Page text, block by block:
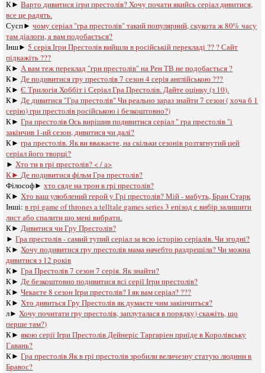
К►Варто дивитися ігри престолів? Хочу почати якийсь серіал дивитися,
все це радять.
Сусп►чому серіал "гра престолів" такий популярний, скукота ж 80% часу
там діалоги, а вам подобається?
Інш► 5 серія Ігри Престолів вийшла в російській перекладі ?? ? Сайт
підкажіть ???
К► А вам теж переклад "гри престолів" на Рен ТВ не подобається ?
К► Де подивитися гру престолів 7 сезон 4 серія англійською ???
К►Є Трилогія Хоббіт і Серіал Гра Престолів. Дайте оцінку (з 10).
К► Де дивитися "Гра престолів" Чи реально зараз знайти 7 сезон ( хоча б 1
серію) гри престолів російською і безкоштовно?)
К►Гра престолів Ось вирішив подивитися серіал " гра престолів "і
закінчив 1-ий сезон, дивитися чи далі?
К►гра престолів. Як ви вважаєте, на скільки сезонів розтягнутий цей
серіал його творці?
► Хто ти в грі престолів? < / a>
К► Де подивитися фільм Гра престолів?
Філософ►хто сяде на трон в грі престолів?
К► Хто ваш улюблений герой у Грі престолів? Мій - мабуть, Бран Старк
Інші:в грі game of thrones a telltale games series 3 епізод є вибір залишити
лист або спалити що мені вибрати.
К► Дивитися чи Гру Престолів?
►Гра престолів - самий тупий серіал за всю історію серіалів. Чи згодні?
К► Хочу подивитися гру престолів мама начебто раздрешіла? Чи можна
дивитися з 12 років
К►Гра Престолів 7 сезон 7 серія. Як знайти?
К► Де безкоштовно подивитися всі серії Ігри престолів?
К►Чекаєте 8 сезон Ігри престолів? І як вам серіал? ???
К► Хто дивиться Гру Престолів як думаєте чим закінчиться?
л► Хочу почитати гру престолів, заплуталася в порядку) скажіть, що
перше там?)
К►якою серії Ігри Престолів Дейнеріс Таргаріен приїде в Королівську
Гавань?
К►Гра престолів Як в грі престолів зробили величезну статую людини в
Бравос?